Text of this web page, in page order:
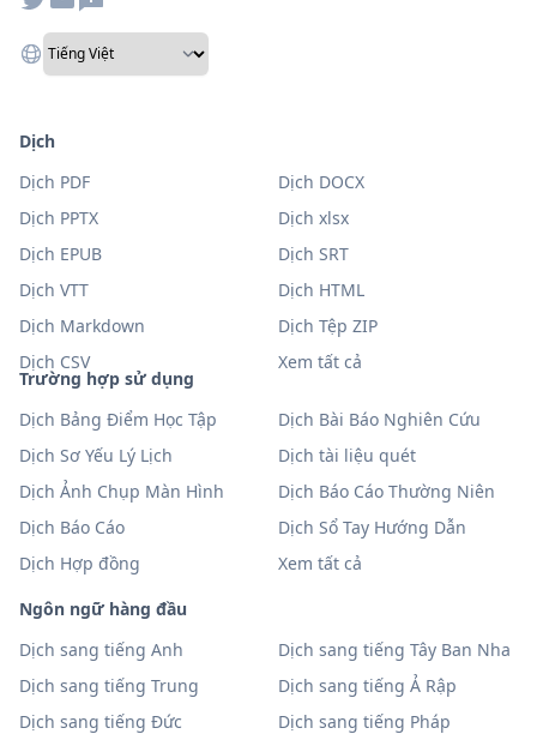
Trường hợp sử dụng
Dịch Bảng Điểm Học Tập
Dịch Bài Báo Nghiên Cứu
Dịch Sơ Yếu Lý Lịch
Dịch tài liệu quét
Dịch Ảnh Chụp Màn Hình
Dịch Báo Cáo Thường Niên
Dịch Báo Cáo
Dịch Sổ Tay Hướng Dẫn
Dịch Hợp đồng
Xem tất cả
Ngôn ngữ hàng đầu
Dịch sang tiếng Anh
Dịch sang tiếng Tây Ban Nha
Dịch sang tiếng Trung
Dịch sang tiếng Ả Rập
Dịch sang tiếng Đức
Dịch sang tiếng Pháp
Dịch
Dịch PDF
Dịch DOCX
Dịch PPTX
Dịch xlsx
Dịch EPUB
Dịch SRT
Dịch VTT
Dịch HTML
Dịch Markdown
Dịch Tệp ZIP
Dịch CSV
Xem tất cả